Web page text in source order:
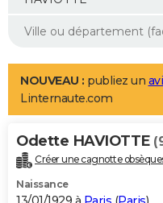
Mobiles
Meilleur smartphone
Internet
Ordinateurs
Jeux vidéo
Guide high-tech
Aménagement intérieur
LIFESTYLE
Art de vivre
Bien-être
Loisirs
Mode
Modes de vie
Alimentation
Guide de la santé
Maladies
Médicaments
Sommeil
VOYAGE
Destinations
City break
Voyage nature
Voyage de noces
Forum
Climat
+PHOTO
NOUVEAU : publiez un
Linternaute.com
Odette HAVIOTTE
Créer une cagnotte
Naissance